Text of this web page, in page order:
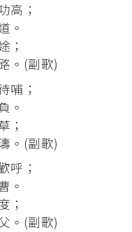
高；
。
；
。(副歌)
哺；
。
；
。(副歌)
呼；
。
；
。(副歌)